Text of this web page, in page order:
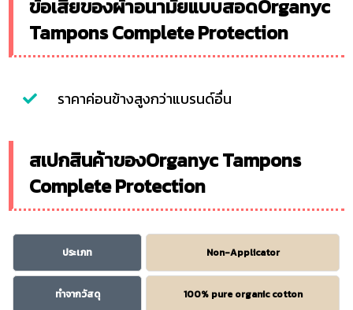
ข้อเสียของผ้าอนามัยแบบสอดOrganyc
Tampons Complete Protection
ราคาค่อนข้างสูงกว่าแบรนด์อื่น
สเปกสินค้าของOrganyc Tampons
Complete Protection
ประเภท Non-Applicator
ทำจากวัสดุ 100% pure organic cotton